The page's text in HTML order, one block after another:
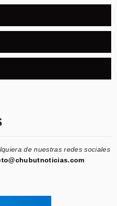
de nuestras redes sociales